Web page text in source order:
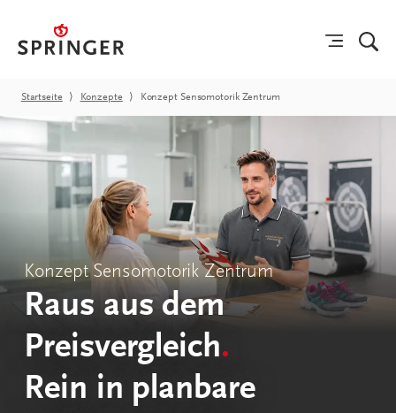
Startseite ⟩ Konzepte ⟩ Konzept Sensomotorik Zentrum
Konzept Sensomotorik Zentrum
Raus aus dem
Preisvergleich.
Rein in planbare